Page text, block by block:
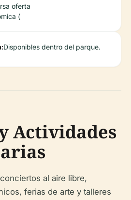
oferta
(
Disponibles dentro del parque.
Actividades
al aire libre,
ferias de arte y talleres